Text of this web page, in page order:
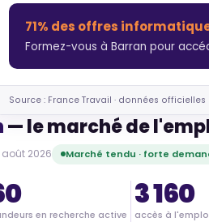
71% des offres
Formez-vous à Barran pour
Source : France Travail · données
— le marché de
août 2026 Marché tendu · forte
en recherche active
3 160
accès à